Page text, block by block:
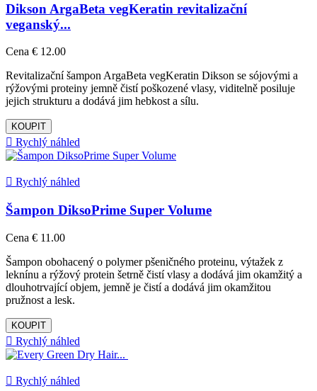
Dikson ArgaBeta vegKeratin revitalizační
veganský...
Cena € 12.00
Revitalizační šampon ArgaBeta vegKeratin Dikson se sójovými a
rýžovými proteiny jemně čistí poškozené vlasy, viditelně posiluje
jejich strukturu a dodává jim hebkost a sílu.
KOUPIT
 Rychlý náhled
 Rychlý náhled
Šampon DiksoPrime Super Volume
Cena € 11.00
Šampon obohacený o polymer pšeničného proteinu, výtažek z
leknínu a rýžový protein šetrně čistí vlasy a dodává jim okamžitý a
dlouhotrvající objem, jemně je čistí a dodává jim okamžitou
pružnost a lesk.
KOUPIT
 Rychlý náhled
 Rychlý náhled